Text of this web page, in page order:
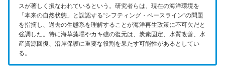
スが著しく損なわれているという。研究者らは、現在の海洋環境を
「本来の自然状態」と誤認する“シフティング・ベースライン”の問題
を指摘し、過去の生態系を理解することが海洋再生政策に不可欠だと
強調した。特に海草藻場やカキ礁の復元は、炭素固定、水質改善、水
産資源回復、沿岸保護に重要な役割を果たす可能性があるとしてい
る。